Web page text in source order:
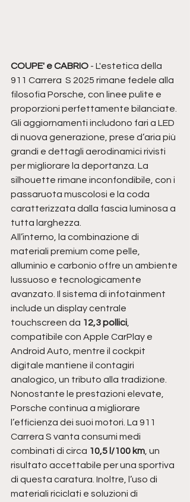
COUPE' e CABRIO - L'estetica della
911 Carrera  S 2025 rimane fedele alla
filosofia Porsche, con linee pulite e
proporzioni perfettamente bilanciate.
Gli aggiornamenti includono fari a LED
di nuova generazione, prese d’aria più
grandi e dettagli aerodinamici rivisti
per migliorare la deportanza. La
silhouette rimane inconfondibile, con i
passaruota muscolosi e la coda
caratterizzata dalla fascia luminosa a
tutta larghezza.
All’interno, la combinazione di
materiali premium come pelle,
alluminio e carbonio offre un ambiente
lussuoso e tecnologicamente
avanzato. Il sistema di infotainment
include un display centrale
touchscreen da 12,3 pollici
compatibile con Apple CarPlay e
Android Auto, mentre il cockpit
digitale mantiene il contagiri
analogico, un tributo alla tradizione.
Nonostante le prestazioni elevate,
Porsche continua a migliorare
l’efficienza dei suoi motori. La 911
Carrera S vanta consumi medi
combinati di circa 10,5 l/100 km , un
risultato accettabile per una sportiva
di questa caratura. Inoltre, l’uso di
materiali riciclati e soluzioni di